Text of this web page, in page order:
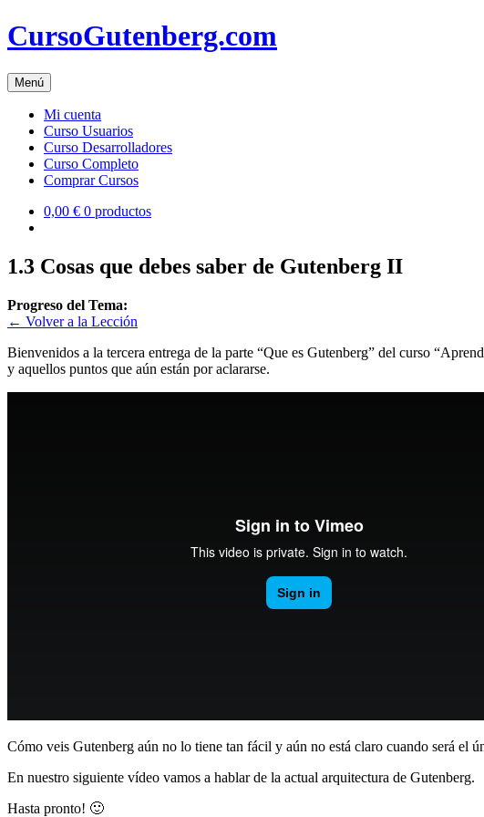
Skip
to
CursoGutenberg.com
Menú
Mi cuenta
Curso Usuarios
Curso Desarrolladores
Curso Completo
Comprar Cursos
0,00 € 0 productos
1.3 Cosas que debes saber de Gutenberg II
Progreso del Tema:
← Volver a la Lección
Bienvenidos a la tercera entrega de la parte “Que es Gutenberg” del curso
y aquellos puntos que aún están por aclararse.
Cómo veis Gutenberg aún no lo tiene tan fácil y aún no está claro cuando será el
En nuestro siguiente vídeo vamos a hablar de la actual arquitectura de Gutenberg.
Hasta pronto! 🙂